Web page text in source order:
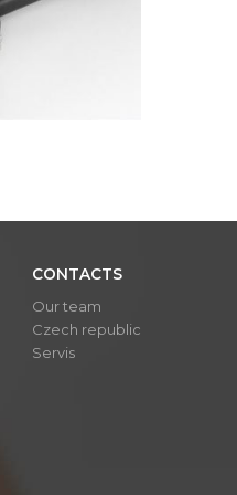
CONTACTS
Our team
Czech republic
Servis